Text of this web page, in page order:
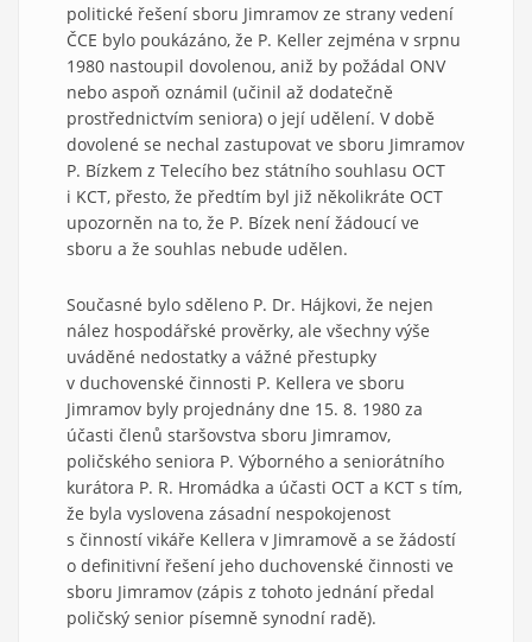
politické řešení sboru Jimramov ze strany vedení
ČCE bylo poukázáno, že P. Keller zejména v srpnu
1980 nastoupil dovolenou, aniž by požádal ONV
nebo aspoň oznámil (učinil až dodatečně
prostřednictvím seniora) o její udělení. V době
dovolené se nechal zastupovat ve sboru Jimramov
P. Bízkem z Telecího bez státního souhlasu OCT
i KCT, přesto, že předtím byl již několikráte OCT
upozorněn na to, že P. Bízek není žádoucí ve
sboru a že souhlas nebude udělen.
Současné bylo sděleno P. Dr. Hájkovi, že nejen
nález hospodářské prověrky, ale všechny výše
uváděné nedostatky a vážné přestupky
v duchovenské činnosti P. Kellera ve sboru
Jimramov byly projednány dne 15. 8. 1980 za
účasti členů staršovstva sboru Jimramov,
poličského seniora P. Výborného a seniorátního
kurátora P. R. Hromádka a účasti OCT a KCT s tím,
že byla vyslovena zásadní nespokojenost
s činností vikáře Kellera v Jimramově a se žádostí
o definitivní řešení jeho duchovenské činnosti ve
sboru Jimramov (zápis z tohoto jednání předal
poličský senior písemně synodní radě).